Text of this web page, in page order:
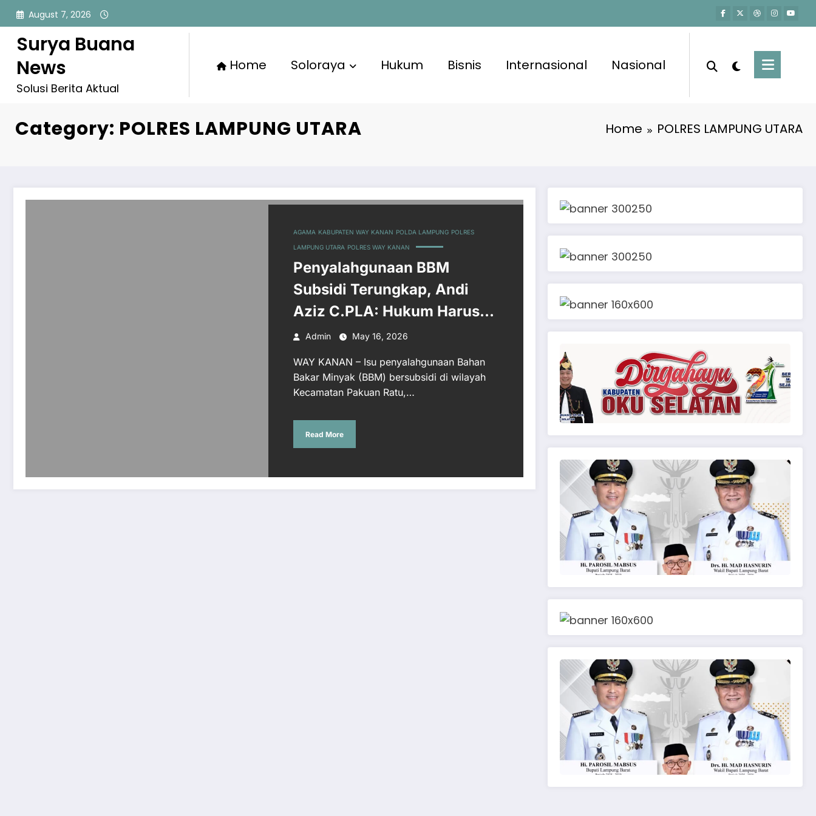
Skip
content
August 7, 2026
Surya Buana
News
Solusi Berita Aktual
Home Soloraya Hukum Bisnis Internasional Nasional
Category: POLRES LAMPUNG UTARA Home POLRES LAMPUNG UTARA
AGAMA KABUPATEN WAY KANAN POLDA LAMPUNG POLRES
LAMPUNG UTARA POLRES WAY KANAN
Penyalahgunaan BBM
Subsidi Terungkap, Andi
Aziz C.PLA: Hukum Harus
Tegak, Tak Ada Ruang Bagi
Mafia!
Admin May 16, 2026
WAY KANAN – Isu penyalahgunaan Bahan
Bakar Minyak (BBM) bersubsidi di wilayah
Kecamatan Pakuan Ratu,…
Read More